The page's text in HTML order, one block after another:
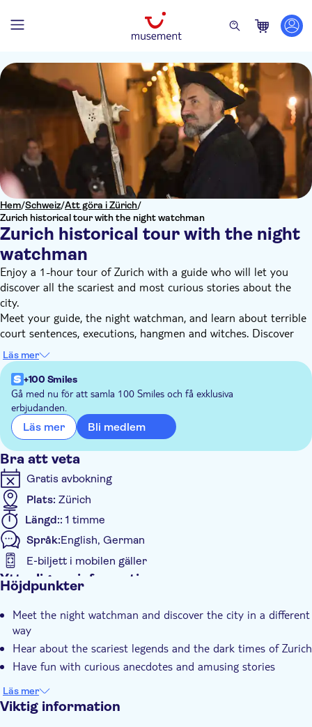
Hem/Schweiz/Att göra i Zürich/
Zurich historical tour with the night watchman
Zurich historical tour with the night
watchman
Enjoy a 1-hour tour of Zurich with a guide who will let you
discover all the scariest and most curious stories about the
city.
Meet your guide, the night watchman, and learn about terrible
court sentences, executions, hangmen and witches. Discover
the hard times of the city fires and the plague. Get ready for
the fear, but also for the fun. Indeed, you won't only hear about
the city's darkest sides, but he'll also provide some amusing
anecdotes and funny curiosities.
Läs mer
+100 Smiles
Gå med nu för att samla 100 Smiles och få exklusiva
erbjudanden.
Läs mer Bli medlem
Bra att veta
Gratis avbokning
Plats: Zürich
Längd:: 1 timme
Språk:English, German
E-biljett i mobilen gäller
Ytterligare information
Guidad rundtur
Elektronisk biljett
Höjdpunkter
Meet the night watchman and discover the city in a different
way
Hear about the scariest legends and the dark times of Zurich
Have fun with curious anecdotes and amusing stories
Läs mer
Viktig information